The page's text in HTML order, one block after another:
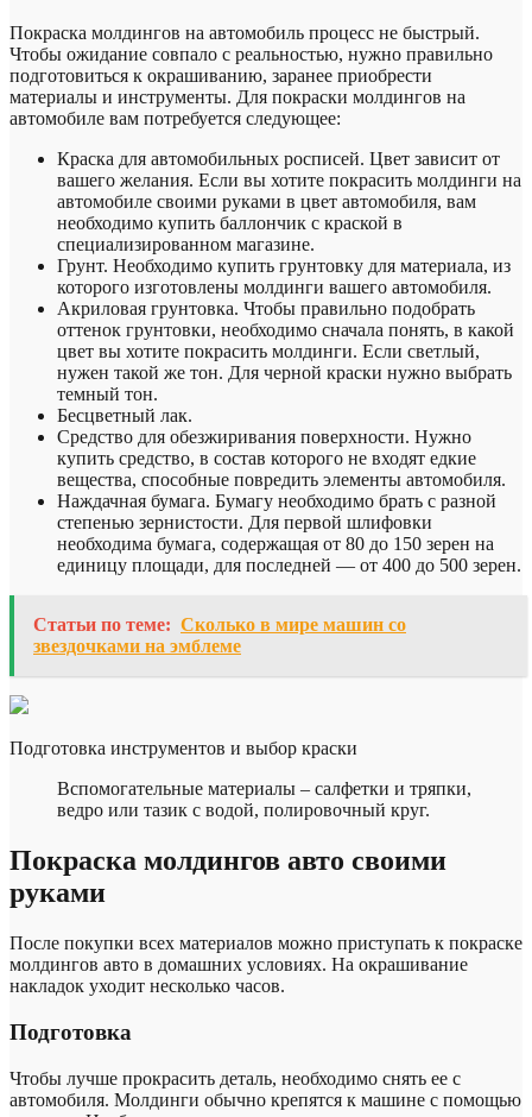
Покраска молдингов на автомобиль процесс не быстрый.
Чтобы ожидание совпало с реальностью, нужно правильно
подготовиться к окрашиванию, заранее приобрести
материалы и инструменты. Для покраски молдингов на
автомобиле вам потребуется следующее:
Краска для автомобильных росписей. Цвет зависит от
вашего желания. Если вы хотите покрасить молдинги на
автомобиле своими руками в цвет автомобиля, вам
необходимо купить баллончик с краской в ​​
специализированном магазине.
Грунт. Необходимо купить грунтовку для материала, из
которого изготовлены молдинги вашего автомобиля.
Акриловая грунтовка. Чтобы правильно подобрать
оттенок грунтовки, необходимо сначала понять, в какой
цвет вы хотите покрасить молдинги. Если светлый,
нужен такой же тон. Для черной краски нужно выбрать
темный тон.
Бесцветный лак.
Средство для обезжиривания поверхности. Нужно
купить средство, в состав которого не входят едкие
вещества, способные повредить элементы автомобиля.
Наждачная бумага. Бумагу необходимо брать с разной
степенью зернистости. Для первой шлифовки
необходима бумага, содержащая от 80 до 150 зерен на
единицу площади, для последней — от 400 до 500 зерен.
Статьи по теме: Сколько в мире машин со
звездочками на эмблеме
Подготовка инструментов и выбор краски
Вспомогательные материалы – салфетки и тряпки,
ведро или тазик с водой, полировочный круг.
Покраска молдингов авто своими
руками
После покупки всех материалов можно приступать к покраске
молдингов авто в домашних условиях. На окрашивание
накладок уходит несколько часов.
Подготовка
Чтобы лучше прокрасить деталь, необходимо снять ее с
автомобиля. Молдинги обычно крепятся к машине с помощью